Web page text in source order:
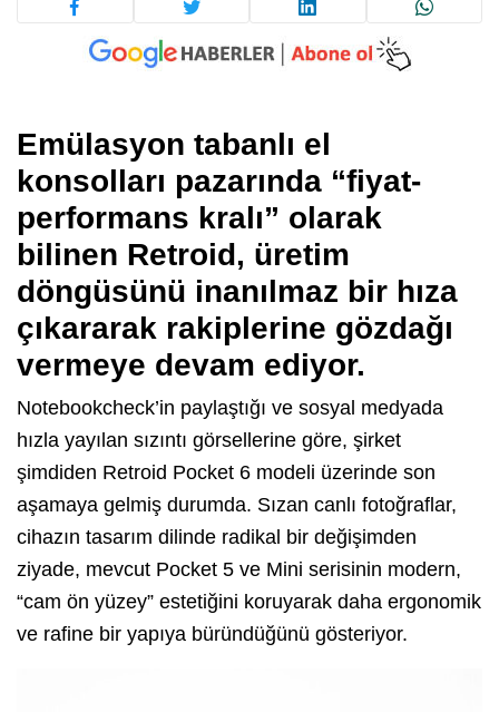
Emülasyon tabanlı el
konsolları pazarında “fiyat-
performans kralı” olarak
bilinen Retroid, üretim
döngüsünü inanılmaz bir hıza
çıkararak rakiplerine gözdağı
vermeye devam ediyor.
Notebookcheck’in paylaştığı ve sosyal medyada
hızla yayılan sızıntı görsellerine göre, şirket
şimdiden Retroid Pocket 6 modeli üzerinde son
aşamaya gelmiş durumda. Sızan canlı fotoğraflar,
cihazın tasarım dilinde radikal bir değişimden
ziyade, mevcut Pocket 5 ve Mini serisinin modern,
“cam ön yüzey” estetiğini koruyarak daha ergonomik
ve rafine bir yapıya büründüğünü gösteriyor.